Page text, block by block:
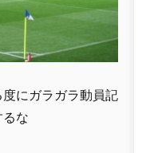
にガラガラ動員記
な